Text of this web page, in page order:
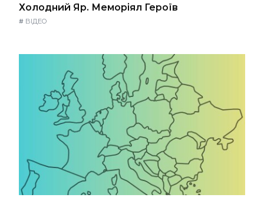
Холодний Яр. Меморіял Героїв
# ВІДЕО